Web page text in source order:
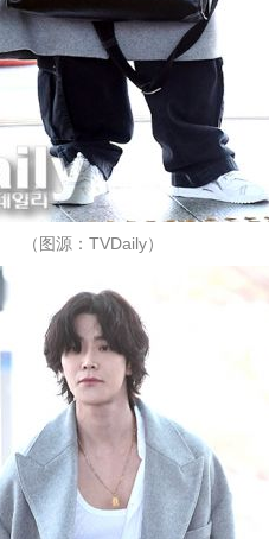
（图源：TVDaily）